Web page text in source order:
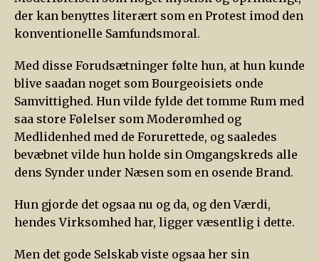
der kan benyttes literært som en Protest imod den
konventionelle Samfundsmoral.
Med disse Forudsætninger følte hun, at hun kunde
blive saadan noget som Bourgeoisiets onde
Samvittighed. Hun vilde fylde det tomme Rum med
saa store Følelser som Moderømhed og
Medlidenhed med de Forurettede, og saaledes
bevæbnet vilde hun holde sin Omgangskreds alle
dens Synder under Næsen som en osende Brand.
Hun gjorde det ogsaa nu og da, og den Værdi,
hendes Virksomhed har, ligger væsentlig i dette.
Men det gode Selskab viste ogsaa her sin